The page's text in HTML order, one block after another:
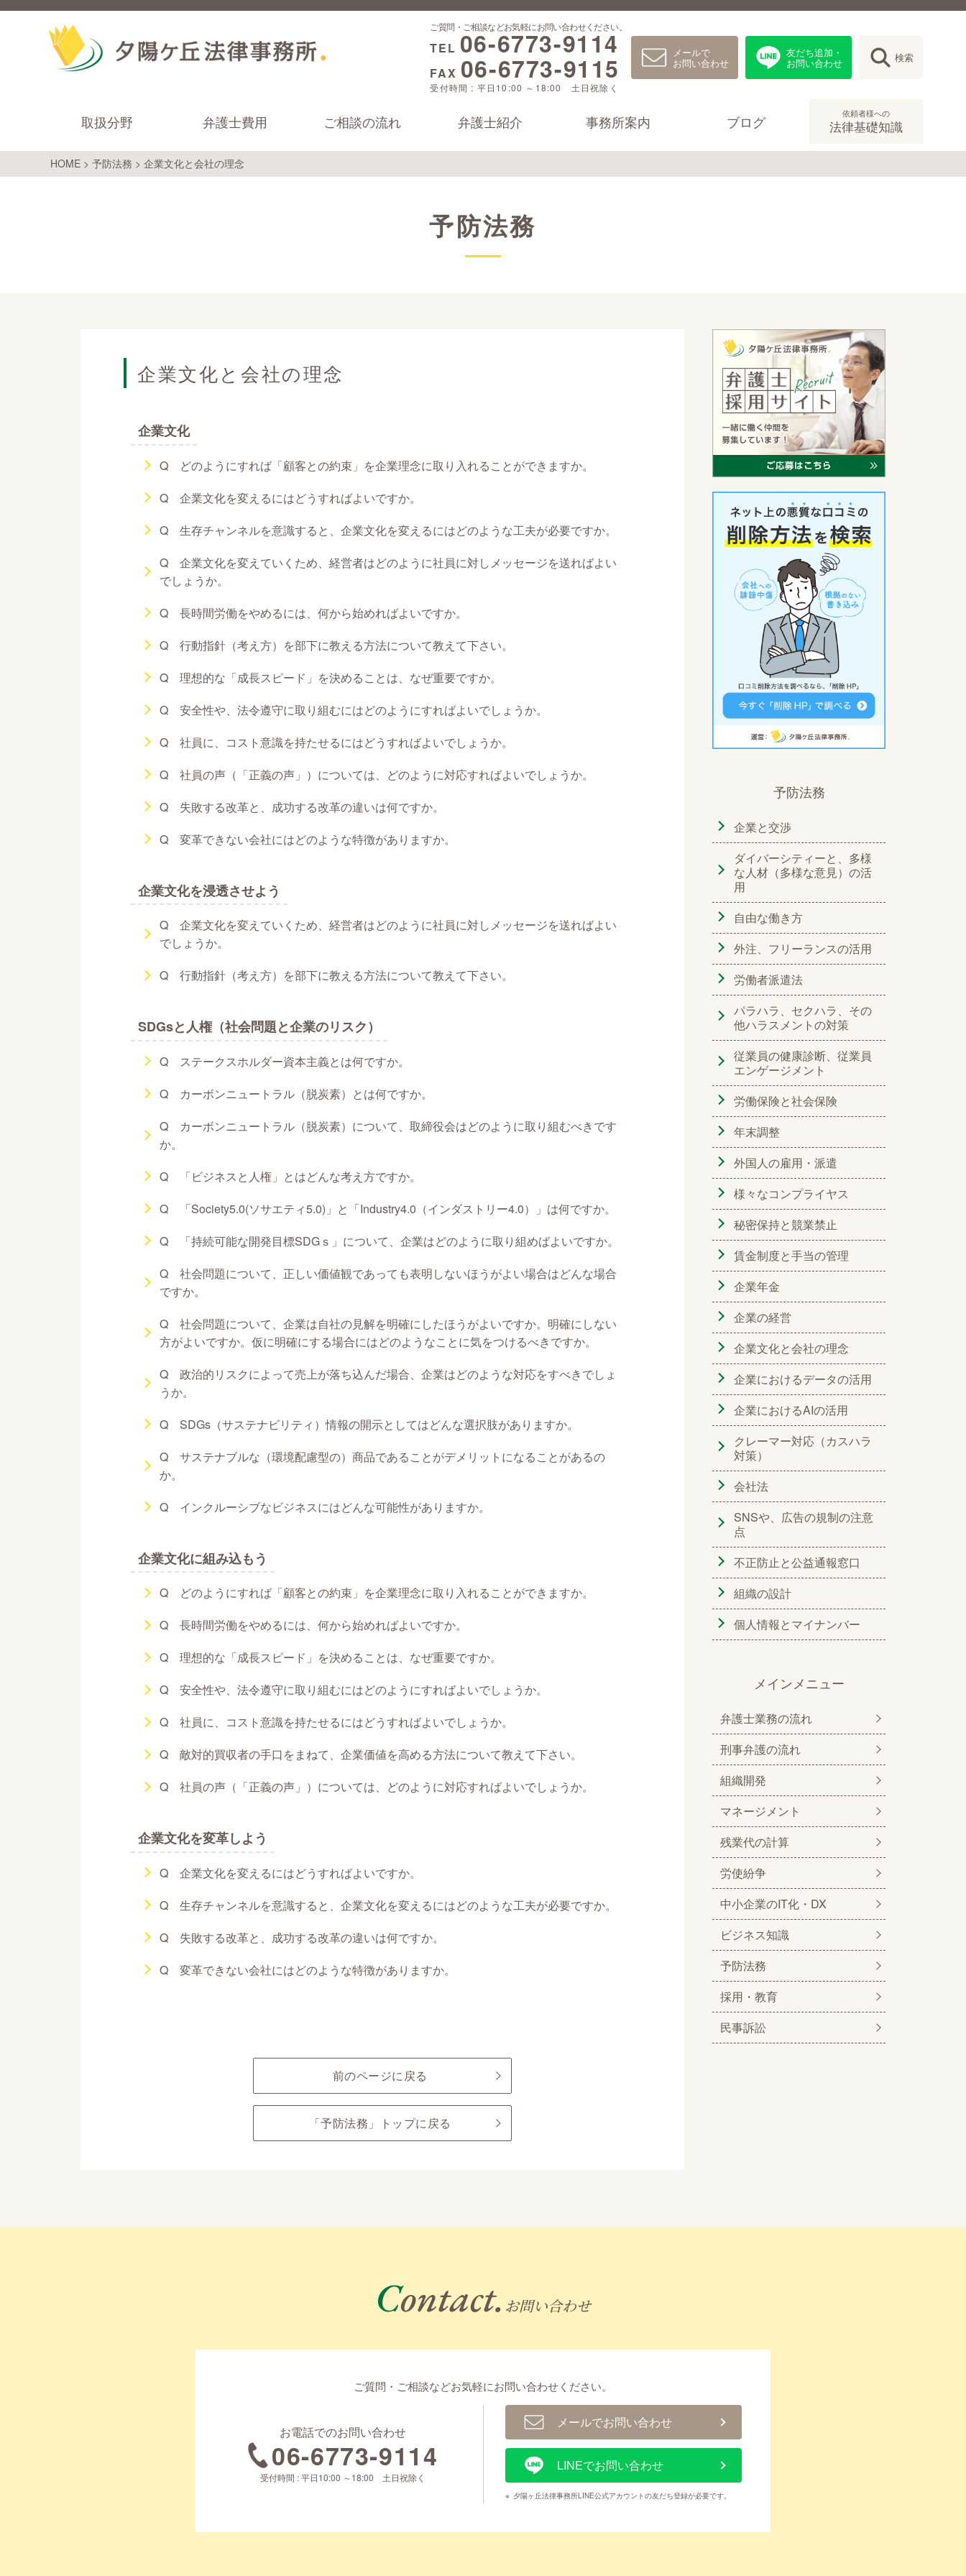
ご質問・ご相談などお気軽にお問い合わせください。
TEL 06-6773-9114
FAX 06-6773-9115
受付時間 : 平日10:00 ～18:00 土日祝除く
メールで
お問い合わせ
友だち追加・
お問い合わせ 検索
取扱分野 弁護士費用 ご相談の流れ 弁護士紹介 事務所案内 ブログ 依頼者様への
法律基礎知識
HOME > 予防法務 > 企業文化と会社の理念
予防法務
企業文化と会社の理念
企業文化
Q どのようにすれば「顧客との約束」を企業理念に取り入れることができますか。
Q 企業文化を変えるにはどうすればよいですか。
Q 生存チャンネルを意識すると、企業文化を変えるにはどのような工夫が必要ですか。
Q 企業文化を変えていくため、経営者はどのように社員に対しメッセージを送ればよい
でしょうか。
Q 長時間労働をやめるには、何から始めればよいですか。
Q 行動指針（考え方）を部下に教える方法について教えて下さい。
Q 理想的な「成長スピード」を決めることは、なぜ重要ですか。
Q 安全性や、法令遵守に取り組むにはどのようにすればよいでしょうか。
Q 社員に、コスト意識を持たせるにはどうすればよいでしょうか。
Q 社員の声（「正義の声」）については、どのように対応すればよいでしょうか。
Q 失敗する改革と、成功する改革の違いは何ですか。
Q 変革できない会社にはどのような特徴がありますか。
企業文化を浸透させよう
Q 企業文化を変えていくため、経営者はどのように社員に対しメッセージを送ればよい
でしょうか。
Q 行動指針（考え方）を部下に教える方法について教えて下さい。
SDGsと人権（社会問題と企業のリスク）
Q ステークスホルダー資本主義とは何ですか。
Q カーボンニュートラル（脱炭素）とは何ですか。
Q カーボンニュートラル（脱炭素）について、取締役会はどのように取り組むべきです
か。
Q 「ビジネスと人権」とはどんな考え方ですか。
Q 「Society5.0(ソサエティ5.0)」と「Industry4.0（インダストリー4.0）」は何ですか。
Q 「持続可能な開発目標SDGｓ」について、企業はどのように取り組めばよいですか。
Q 社会問題について、正しい価値観であっても表明しないほうがよい場合はどんな場合
ですか。
Q 社会問題について、企業は自社の見解を明確にしたほうがよいですか。明確にしない
方がよいですか。仮に明確にする場合にはどのようなことに気をつけるべきですか。
Q 政治的リスクによって売上が落ち込んだ場合、企業はどのような対応をすべきでしょ
うか。
Q SDGs（サステナビリティ）情報の開示としてはどんな選択肢がありますか。
Q サステナブルな（環境配慮型の）商品であることがデメリットになることがあるの
か。
Q インクルーシブなビジネスにはどんな可能性がありますか。
企業文化に組み込もう
Q どのようにすれば「顧客との約束」を企業理念に取り入れることができますか。
Q 長時間労働をやめるには、何から始めればよいですか。
Q 理想的な「成長スピード」を決めることは、なぜ重要ですか。
Q 安全性や、法令遵守に取り組むにはどのようにすればよいでしょうか。
Q 社員に、コスト意識を持たせるにはどうすればよいでしょうか。
Q 敵対的買収者の手口をまねて、企業価値を高める方法について教えて下さい。
Q 社員の声（「正義の声」）については、どのように対応すればよいでしょうか。
企業文化を変革しよう
Q 企業文化を変えるにはどうすればよいですか。
Q 生存チャンネルを意識すると、企業文化を変えるにはどのような工夫が必要ですか。
Q 失敗する改革と、成功する改革の違いは何ですか。
Q 変革できない会社にはどのような特徴がありますか。
前のページに戻る
「予防法務」トップに戻る
予防法務
企業と交渉
ダイバーシティーと、多様
な人材（多様な意見）の活
用
自由な働き方
外注、フリーランスの活用
労働者派遣法
パラハラ、セクハラ、その
他ハラスメントの対策
従業員の健康診断、従業員
エンゲージメント
労働保険と社会保険
年末調整
外国人の雇用・派遣
様々なコンプライヤス
秘密保持と競業禁止
賃金制度と手当の管理
企業年金
企業の経営
企業文化と会社の理念
企業におけるデータの活用
企業におけるAIの活用
クレーマー対応（カスハラ
対策）
会社法
SNSや、広告の規制の注意
点
不正防止と公益通報窓口
組織の設計
個人情報とマイナンバー
メインメニュー
弁護士業務の流れ
刑事弁護の流れ
組織開発
マネージメント
残業代の計算
労使紛争
中小企業のIT化・DX
ビジネス知識
予防法務
採用・教育
民事訴訟
Contact. お問い合わせ
ご質問・ご相談などお気軽にお問い合わせください。
お電話でのお問い合わせ
06-6773-9114
受付時間 : 平日10:00 ～18:00 土日祝除く
メールでお問い合わせ
LINEでお問い合わせ
※ 夕陽ヶ丘法律事務所LINE公式アカウントの友だち登録が必要です。